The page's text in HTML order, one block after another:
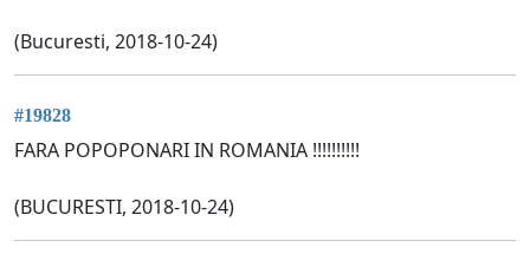
(Bucuresti, 2018-10-24)
#19828
FARA POPOPONARI IN ROMANIA !!!!!!!!!!
(BUCURESTI, 2018-10-24)